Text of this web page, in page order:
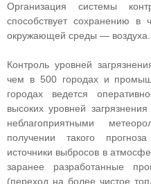
Организация системы
способствует сохранению в
окружающей среды — воздуха.
Контроль уровней
чем в 500 городах и
городах ведется
высоких уровней
неблагоприятными
получении такого
источники выбросов в
заранее разработанные
(переход на более чистое